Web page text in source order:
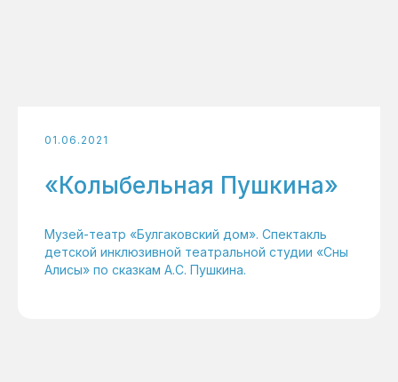
01.06.2021
«Колыбельная Пушкина»
Музей-театр «Булгаковский дом». Спектакль
детской инклюзивной театральной студии «Сны
Алисы» по сказкам А.С. Пушкина.